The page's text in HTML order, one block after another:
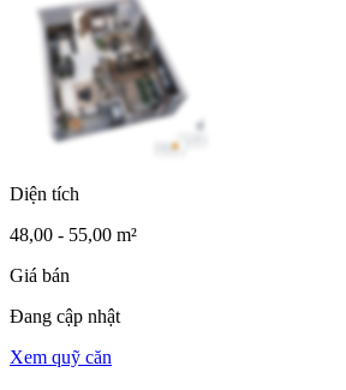
Diện tích
48,00 - 55,00 m²
Giá bán
Đang cập nhật
Xem quỹ căn